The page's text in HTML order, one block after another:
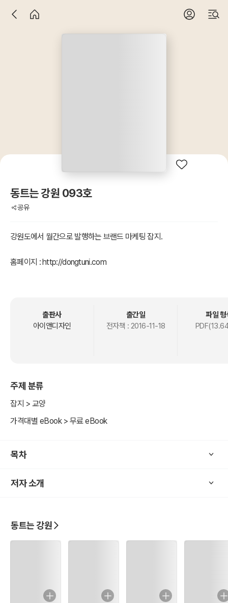
동트는 강원 093호
공유
강원도에서 월간으로 발행하는 브랜드 마케팅 잡지.
홈페이지 : http://dongtuni.com
출판사
아이앤디자인
출간일
전자책 : 2016-11-18
파일 형
주제 분류
잡지 > 교양
가격대별 eBook > 무료 eBook
목차
저자 소개
동트는 강원